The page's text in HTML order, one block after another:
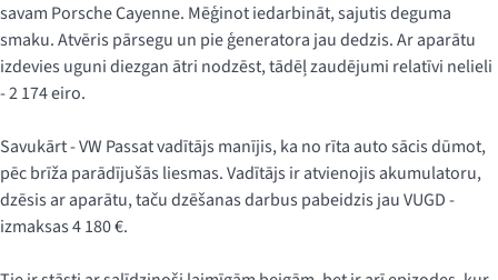
savam Porsche Cayenne. Mēģinot iedarbināt, sajutis deguma
smaku. Atvēris pārsegu un pie ģeneratora jau dedzis. Ar aparātu
izdevies uguni diezgan ātri nodzēst, tādēļ zaudējumi relatīvi nelieli
- 2 174 eiro.
Savukārt - VW Passat vadītājs manījis, ka no rīta auto sācis dūmot,
pēc brīža parādījušās liesmas. Vadītājs ir atvienojis akumulatoru,
dzēsis ar aparātu, taču dzēšanas darbus pabeidzis jau VUGD -
izmaksas 4 180 €.